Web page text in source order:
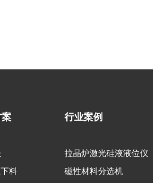
案
料
行业案例
拉晶炉激光硅液液位仪
磁性材料分选机